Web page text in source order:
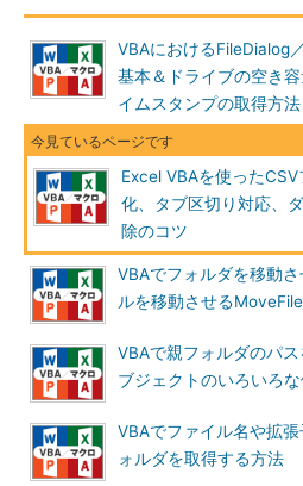
Dim fso As New
Scripting.
Dim csvFile As
Dim csvData As
Dim splitcsvData
Dim i As Integer
Dim j As Integer
Set csvFile =
fso.OpenTextFile(
タ.csv", 1 )
Do While csvFile.
    csvData
=
    j
= UBound(
Sheet2.Range(
VBAにおけるFileDialog
基本＆ドライブの空き
イムスタンプの取得方法
Excel VBAを使った
化、タブ区切り対応、
除のコツ
VBAでフォルダを移動
ルを移動させる
VBAで親フォルダのパ
ブジェクトのいろいろ
VBAでファイル名や拡
ォルダを取得する方法